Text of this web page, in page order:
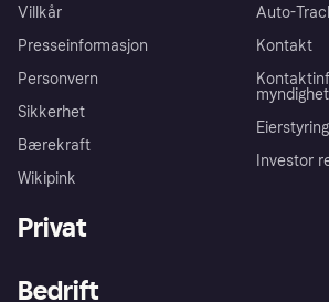
Villkår
Presseinformasjon
Personvern
Sikkerhet
Bærekraft
Wikipink
Auto-
Kontakt
Investor
Privat
Bedrift